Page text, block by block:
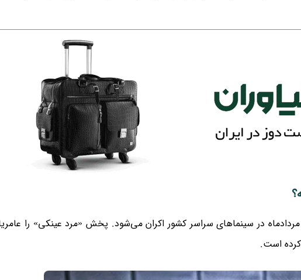
در سینماهای سراسر کشور اکران می‌شود. پخش «مرد عینکی» را
است.